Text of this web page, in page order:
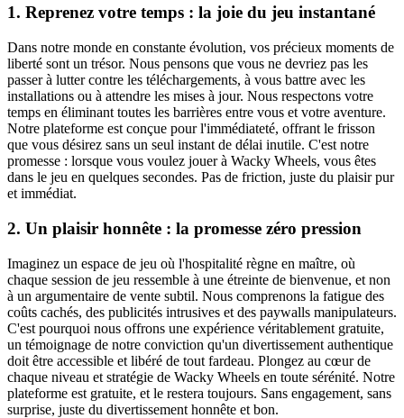
1. Reprenez votre temps : la joie du jeu instantané
Dans notre monde en constante évolution, vos précieux moments de
liberté sont un trésor. Nous pensons que vous ne devriez pas les
passer à lutter contre les téléchargements, à vous battre avec les
installations ou à attendre les mises à jour. Nous respectons votre
temps en éliminant toutes les barrières entre vous et votre aventure.
Notre plateforme est conçue pour l'immédiateté, offrant le frisson
que vous désirez sans un seul instant de délai inutile. C'est notre
promesse : lorsque vous voulez jouer à Wacky Wheels, vous êtes
dans le jeu en quelques secondes. Pas de friction, juste du plaisir pur
et immédiat.
2. Un plaisir honnête : la promesse zéro pression
Imaginez un espace de jeu où l'hospitalité règne en maître, où
chaque session de jeu ressemble à une étreinte de bienvenue, et non
à un argumentaire de vente subtil. Nous comprenons la fatigue des
coûts cachés, des publicités intrusives et des paywalls manipulateurs.
C'est pourquoi nous offrons une expérience véritablement gratuite,
un témoignage de notre conviction qu'un divertissement authentique
doit être accessible et libéré de tout fardeau. Plongez au cœur de
chaque niveau et stratégie de Wacky Wheels en toute sérénité. Notre
plateforme est gratuite, et le restera toujours. Sans engagement, sans
surprise, juste du divertissement honnête et bon.